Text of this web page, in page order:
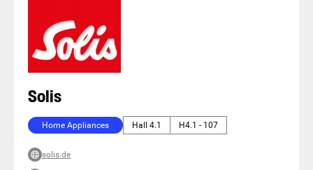
Solis
Home Appliances Hall 4.1 H4.1 - 107
solis.de